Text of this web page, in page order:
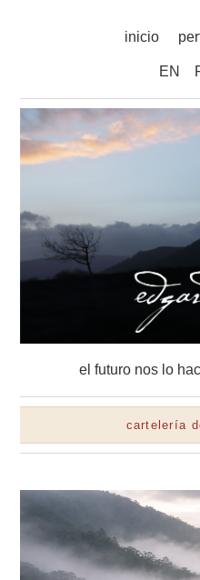
inicio
EN
el futuro nos lo
cartelería